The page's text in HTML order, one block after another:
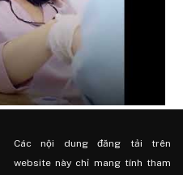
Các nội dung đăng tải trên
website này chỉ mang tính tham